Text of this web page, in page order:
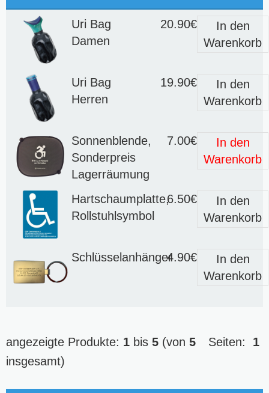
Uri Bag
Damen
20.90€
In den
Warenkorb
Uri Bag
Herren
19.90€
In den
Warenkorb
Sonnenblende,
Sonderpreis
Lagerräumung
7.00€
In den
Warenkorb
Hartschaumplatte,
Rollstuhlsymbol
6.50€
In den
Warenkorb
Schlüsselanhänger4.90€
In den
Warenkorb
Seiten: 1
angezeigte Produkte: 1 bis 5 (von 5
insgesamt)